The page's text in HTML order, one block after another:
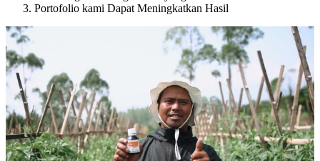
Portofolio kami Dapat Meningkatkan Hasil